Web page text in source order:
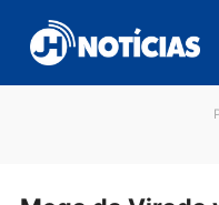
para
conteúdo